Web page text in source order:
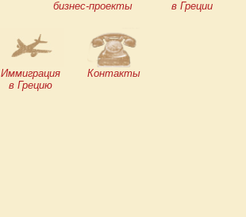
бизнес-проекты
в Греции
Иммиграция
в Грецию
Контакты